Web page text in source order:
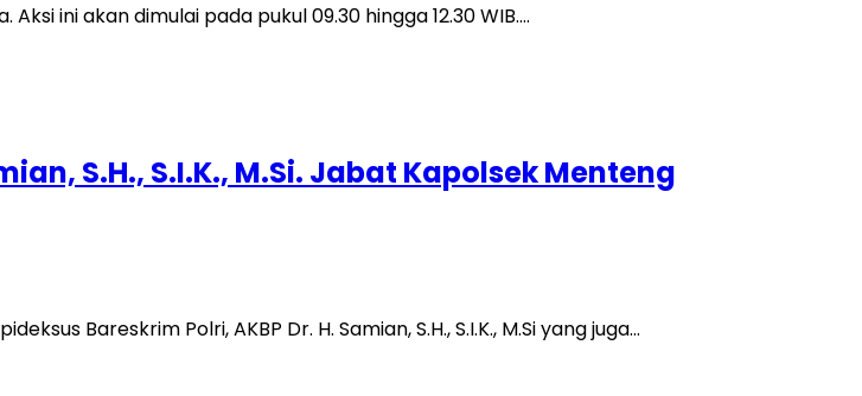
ini akan dimulai pada pukul 09.30 hingga 12.30 WIB….
S.H., S.I.K., M.Si. Jabat Kapolsek Menteng
Bareskrim Polri, AKBP Dr. H. Samian, S.H., S.I.K., M.Si yang juga…